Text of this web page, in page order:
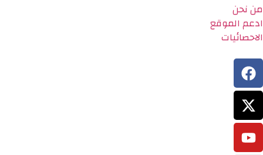
من نحن
ادعم الموقع
الاحصائيات